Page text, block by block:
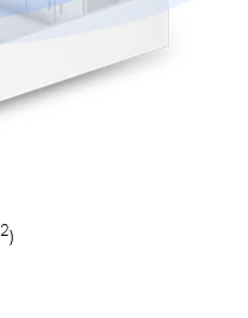
2)